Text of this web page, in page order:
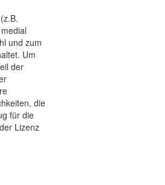
und zum
Um
der
die
für die
Lizenz